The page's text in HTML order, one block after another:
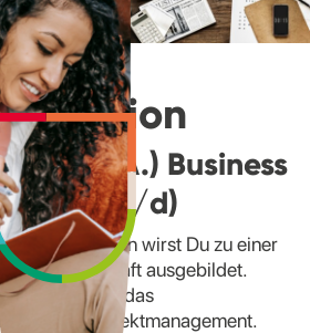
(B. A.) Business
(m/w/d)
Administration wirst Du zu einer
und Fachkraft ausgebildet.
HR-Arbeit, das
agiles Projektmanagement.